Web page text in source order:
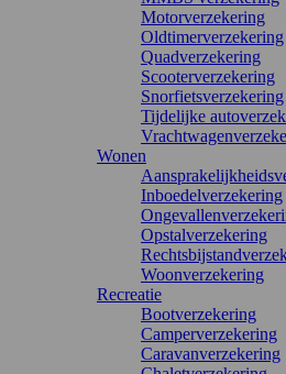
Motorverzekering
Oldtimerverzekering
Quadverzekering
Scooterverzekering
Snorfietsverzekering
Tijdelijke
Wonen
Inboedelverzekering
Opstalverzekering
Woonverzekering
Recreatie
Bootverzekering
Camperverzekering
Caravanverzekering